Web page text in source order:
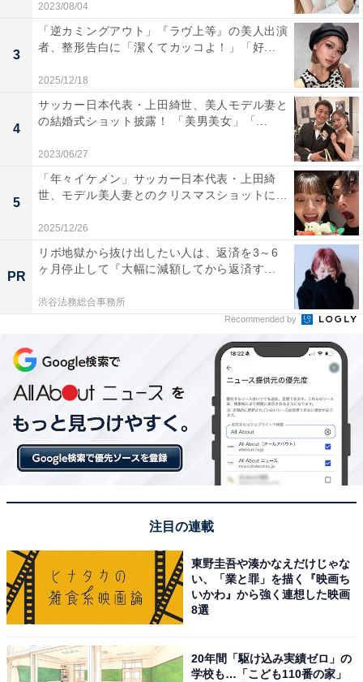
2023/08/04
3
「逆カミングアウト」『ラヴ上等』の美人出演
者、整形告白に「潔くてカッコよ！」「好...
2025/12/18
4
サッカー日本代表・上田綺世、美人モデル妻と
の結婚式ショット披露！ 「美男美女」「...
2023/06/27
5
「年々イケメン」サッカー日本代表・上田綺
世、モデル美人妻とのクリスマスショットに...
2025/12/26
PR
リボ地獄から抜け出したい人は、返済を3～6
ヶ月停止して『大幅に減額してから返済す...
渋谷法務総合事務所
Recommended by
注目の連載
東野圭吾や湊かなえだけじゃな
い、「業と罪」を描く『映画ち
いかわ』から強く連想した映画
8選
20年間「駆け込み実績ゼロ」の
学校も…「こども110番の家」